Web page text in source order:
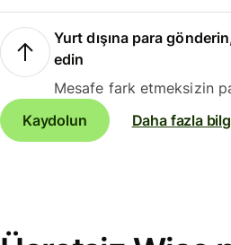
Yurt dışına para
edin
Mesafe fark etmeksizin
Kaydolun
Daha fazla